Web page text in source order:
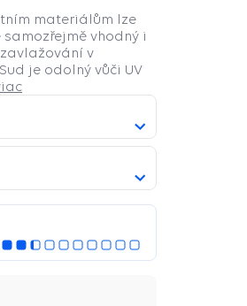
materiálům lze
vhodný i
v
je odolný vůči UV